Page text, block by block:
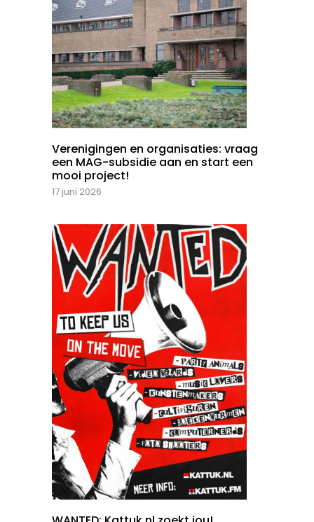
Verenigingen en organisaties: vraag
een MAG-subsidie aan en start een
mooi project!
17 juni 2026